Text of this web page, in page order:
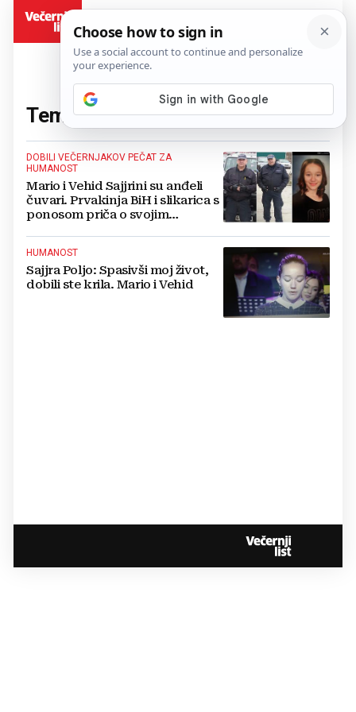
Tema:Sajjra Poljo(2 članaka)
DOBILI VEČERNJAKOV PEČAT ZA
HUMANOST
Mario i Vehid Sajjrini su anđeli
čuvari. Prvakinja BiH i slikarica s
ponosom priča o svojim
HUMANOST
Sajjra Poljo: Spasivši moj život,
dobili ste krila. Mario i Vehid